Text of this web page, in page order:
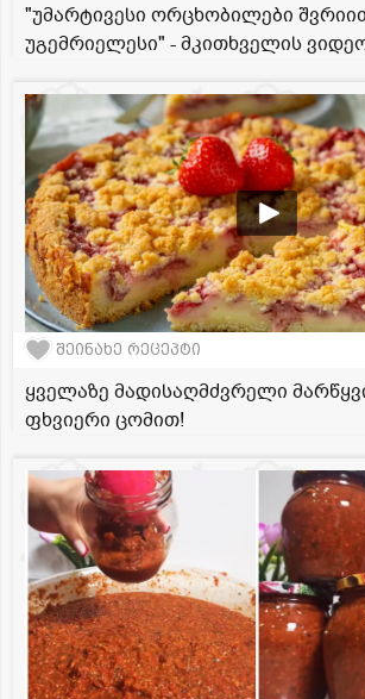
"უმარტივესი ორცხობილები
უგემრიელესი" - მკითხველის
შეინახე რეცეპტი
ყველაზე მადისაღმძვრელი
ფხვიერი ცომით!